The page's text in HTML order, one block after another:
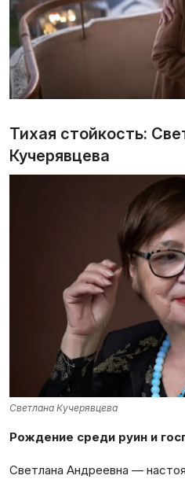
Тихая стойкость:
Кучерявцева
Светлана Кучерявцева
Рождение среди руин и
Светлана Андреевна —